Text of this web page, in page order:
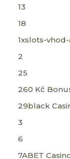
13
18
1xslots-
2
25
260 Kč
29black
3
6
7ABET